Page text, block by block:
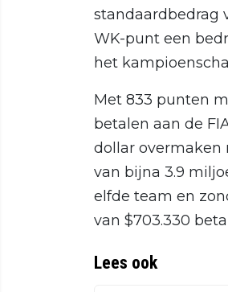
standaardbedrag
WK-punt een
het
Met 833 punten
betalen aan de
dollar overmaken
van bijna 3.9
elfde team en
van $703.330
Lees ook